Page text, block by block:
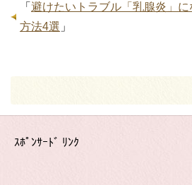
「 避けたいトラブル「乳腺炎」
方法4選 」
ｽﾎﾟﾝｻｰﾄﾞ ﾘﾝｸ